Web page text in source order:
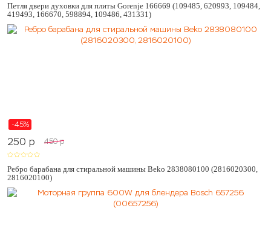
Петля двери духовки для плиты Gorenje 166669 (109485, 620993, 109484,
419493, 166670, 598894, 109486, 431331)
-45%
250 p 450 p
Ребро барабана для стиральной машины Beko 2838080100 (2816020300,
2816020100)